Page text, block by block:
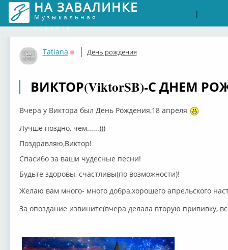
НА ЗАВАЛИНКЕ
Музыкальная
соцсеть
|
Tatiana
Оффлайн
День рождения
ВИКТОР(ViktorSB)-С ДНЕМ
Вчера у Виктора был День Рождения,18 апреля
Лучше поздно, чем......)))
Поздравляю,Виктор!
Спасибо за ваши чудесные песни!
Будьте здоровы, счастливы(по возможности)!
Желаю вам много- много добра,хорошего апрельского
За опоздание извините(вчера делала вторую прививку,